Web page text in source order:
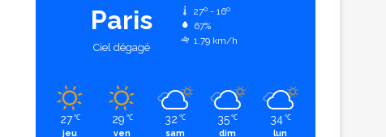
Paris
Ciel dégagé
27º - 16º
67%
1.79 km/h
27 ℃
jeu
29 ℃
ven
32 ℃
sam
35 ℃
dim
34 ℃
lun